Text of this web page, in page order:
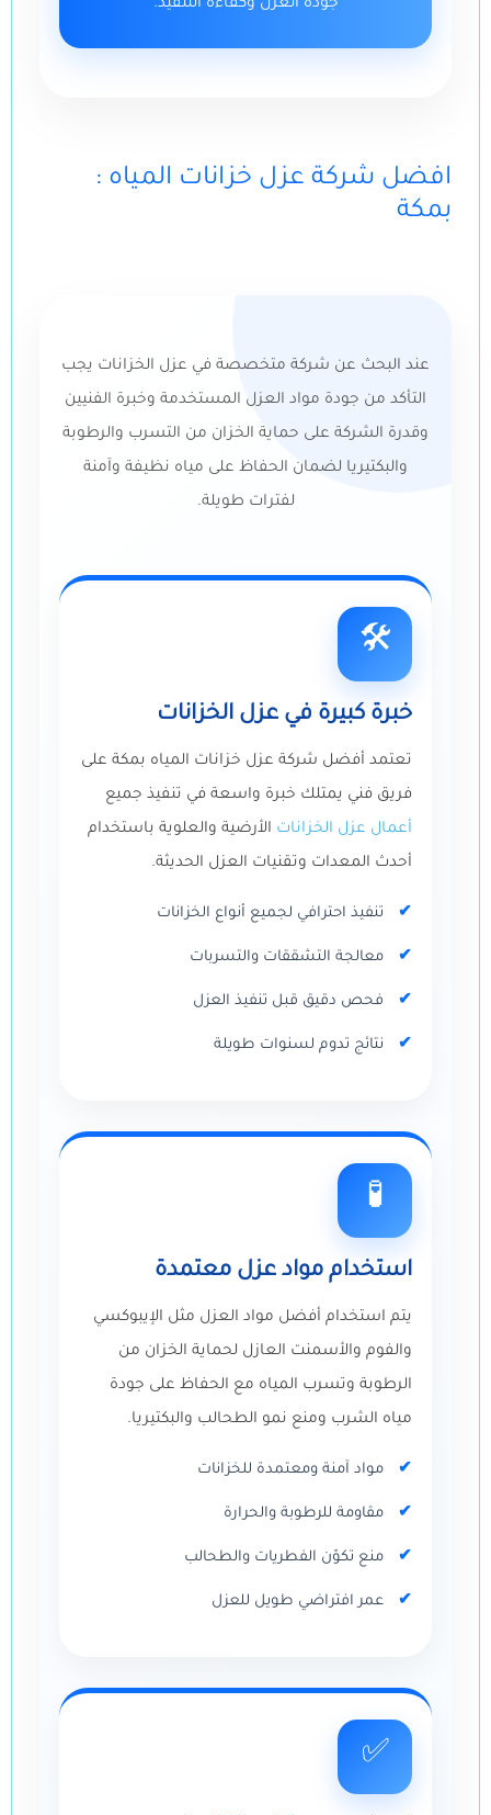
جودة العزل وكفاءة التنفيذ.
: افضل شركة عزل خزانات المياه
بمكة
عند البحث عن شركة متخصصة في عزل الخزانات يجب
التأكد من جودة مواد العزل المستخدمة وخبرة الفنيين
وقدرة الشركة على حماية الخزان من التسرب والرطوبة
والبكتيريا لضمان الحفاظ على مياه نظيفة وآمنة
لفترات طويلة.
🛠️
خبرة كبيرة في عزل الخزانات
تعتمد أفضل شركة عزل خزانات المياه بمكة على
فريق فني يمتلك خبرة واسعة في تنفيذ جميع
أعمال عزل الخزانات الأرضية والعلوية باستخدام
أحدث المعدات وتقنيات العزل الحديثة.
تنفيذ احترافي لجميع أنواع الخزانات
معالجة التشققات والتسربات
فحص دقيق قبل تنفيذ العزل
نتائج تدوم لسنوات طويلة
🧪
استخدام مواد عزل معتمدة
يتم استخدام أفضل مواد العزل مثل الإيبوكسي
والفوم والأسمنت العازل لحماية الخزان من
الرطوبة وتسرب المياه مع الحفاظ على جودة
مياه الشرب ومنع نمو الطحالب والبكتيريا.
مواد آمنة ومعتمدة للخزانات
مقاومة للرطوبة والحرارة
منع تكوّن الفطريات والطحالب
عمر افتراضي طويل للعزل
✅